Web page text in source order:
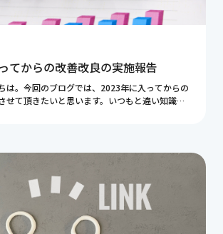
てからの改善改良の実施報告
は。今回のブログでは、2023年に入ってからの
せて頂きたいと思います。いつもと違い知識の